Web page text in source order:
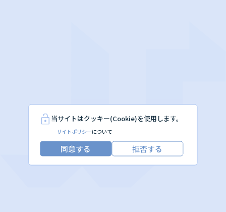
当サイトはクッキー(Cookie)を使用します。
サイトポリシーについて
同意する 拒否する